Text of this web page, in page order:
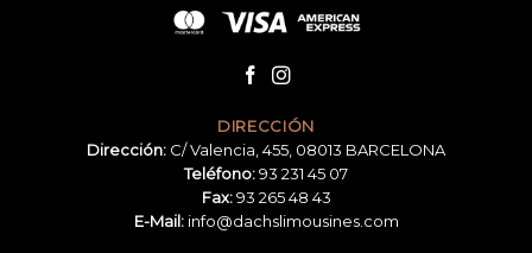
DIRECCIÓN
Dirección: C/ Valencia, 455, 08013 BARCELONA
Teléfono:93 231 45 07
Fax:93 265 48 43
E-Mail: info@dachslimousines.com